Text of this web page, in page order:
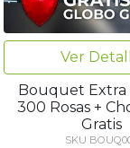
Ver
Bouquet Extra
300 Rosas +
Gratis
SKU